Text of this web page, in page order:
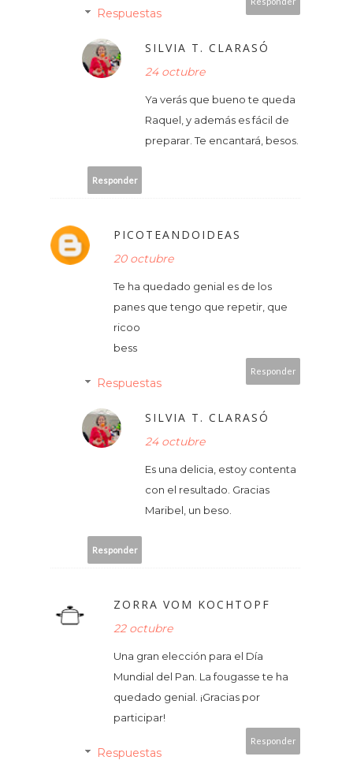
Respuestas
SILVIA T. CLARASÓ
24 octubre
Ya verás que bueno te queda
Raquel, y además es fácil de
preparar. Te encantará, besos.
Responder
PICOTEANDOIDEAS
20 octubre
Te ha quedado genial es de los
panes que tengo que repetir, que
ricoo
bess
Responder
Respuestas
SILVIA T. CLARASÓ
24 octubre
Es una delicia, estoy contenta
con el resultado. Gracias
Maribel, un beso.
Responder
ZORRA VOM KOCHTOPF
22 octubre
Una gran elección para el Día
Mundial del Pan. La fougasse te ha
quedado genial. ¡Gracias por
participar!
Responder
Respuestas